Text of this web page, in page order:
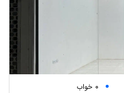
0 خواب